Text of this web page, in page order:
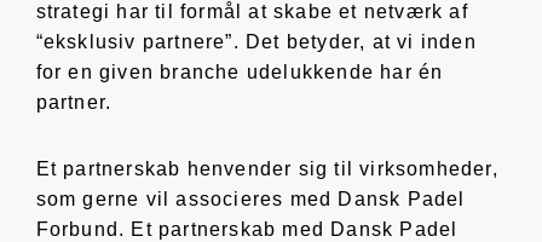
strategi har til formål at skabe et netværk af
“eksklusiv partnere”. Det betyder, at vi inden
for en given branche udelukkende har én
partner.
Et partnerskab henvender sig til virksomheder,
som gerne vil associeres med Dansk Padel
Forbund. Et partnerskab med Dansk Padel